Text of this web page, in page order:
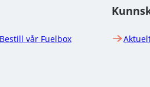
Bestill vår Fuelbox